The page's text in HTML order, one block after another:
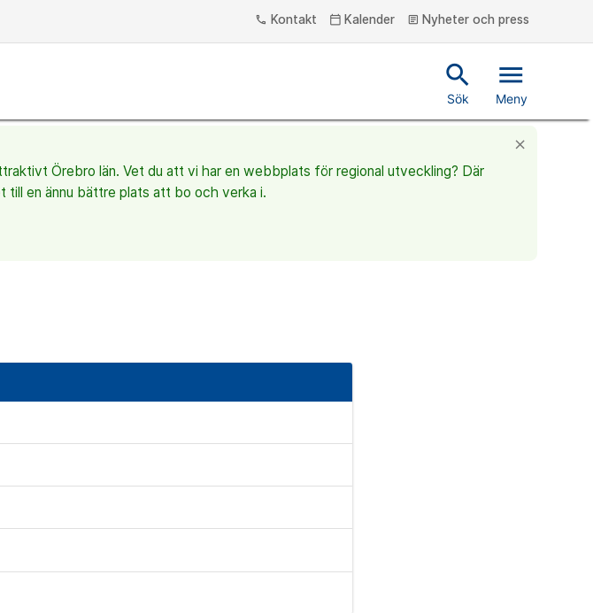
phone Kontakt calendar_today Kalender article Nyheter och press
search
Sök
menu
Meny
Örebro län. Vet du att vi har en webbplats för regional utveckling? Där
en ännu bättre plats att bo och verka i.
close